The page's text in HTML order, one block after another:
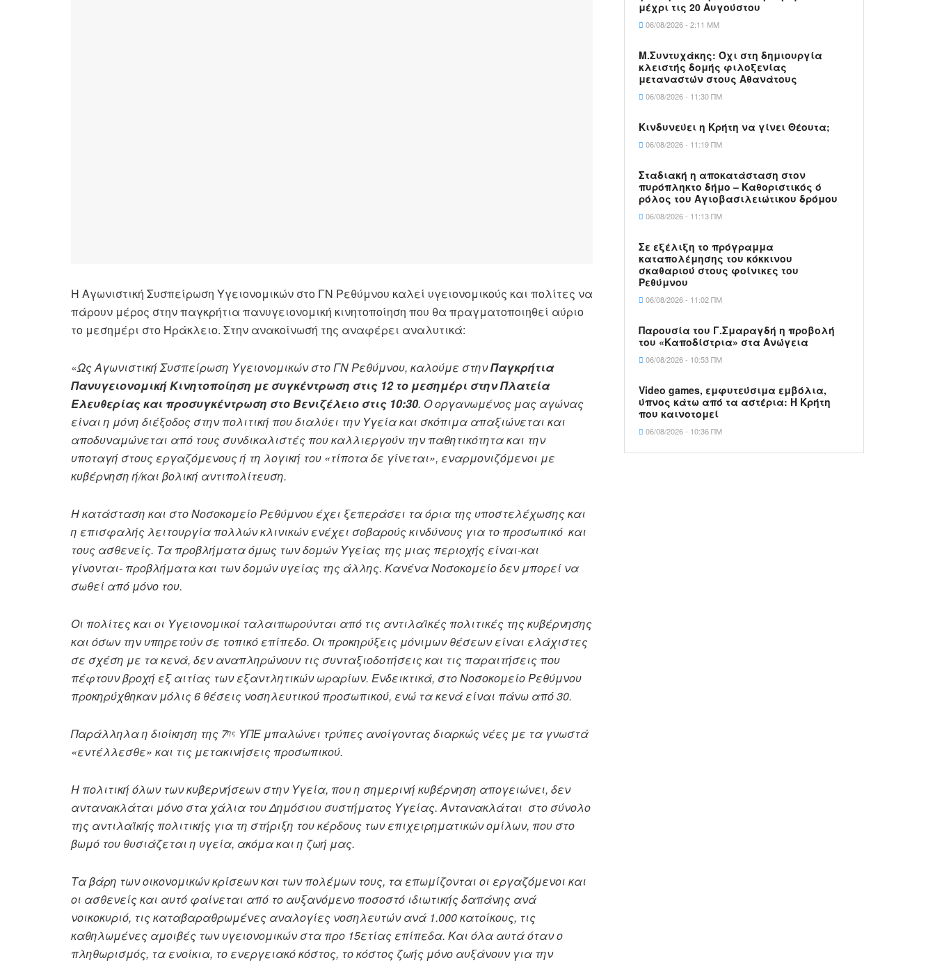
Η Αγωνιστική Συσπείρωση Υγειονομικών στο ΓΝ Ρεθύμνου καλεί υγειονομικούς και πολίτες να
πάρουν μέρος στην παγκρήτια πανυγειονομική κινητοποίηση που θα πραγματοποιηθεί αύριο
το μεσημέρι στο Ηράκλειο. Στην ανακοίνωσή της αναφέρει αναλυτικά:
«Ως Αγωνιστική Συσπείρωση Υγειονομικών στο ΓΝ Ρεθύμνου, καλούμε στηνΠαγκρήτια
Πανυγειονομική Κινητοποίηση με συγκέντρωση στις 12 το μεσημέρι στην Πλατεία
Ελευθερίας και προσυγκέντρωση στο Βενιζέλειο στις 10:30. Ο οργανωμένος μας αγώνας
είναι η μόνη διέξοδος στην πολιτική που διαλύει την Υγεία και σκόπιμα απαξιώνεται και
αποδυναμώνεται από τους συνδικαλιστές που καλλιεργούν την παθητικότητα και την
υποταγή στους εργαζόμενους ή τη λογική του «τίποτα δε γίνεται», εναρμονιζόμενοι με
κυβέρνηση ή/και βολική αντιπολίτευση.
Η κατάσταση και στο Νοσοκομείο Ρεθύμνου έχει ξεπεράσει τα όρια της υποστελέχωσης και
η επισφαλής λειτουργία πολλών κλινικών ενέχει σοβαρούς κινδύνους για το προσωπικό και
τους ασθενείς. Τα προβλήματα όμως των δομών Υγείας της μιας περιοχής είναι-και
γίνονται- προβλήματα και των δομών υγείας της άλλης. Κανένα Νοσοκομείο δεν μπορεί να
σωθεί από μόνο του.
Οι πολίτες και οι Υγειονομικοί ταλαιπωρούνται από τις αντιλαϊκές πολιτικές της κυβέρνησης
και όσων την υπηρετούν σε τοπικό επίπεδο. Οι προκηρύξεις μόνιμων θέσεων είναι ελάχιστες
σε σχέση με τα κενά, δεν αναπληρώνουν τις συνταξιοδοτήσεις και τις παραιτήσεις που
πέφτουν βροχή εξ αιτίας των εξαντλητικών ωραρίων. Ενδεικτικά, στο Νοσοκομείο Ρεθύμνου
προκηρύχθηκαν μόλις 6 θέσεις νοσηλευτικού προσωπικού, ενώ τα κενά είναι πάνω από 30.
Παράλληλα η διοίκηση της 7ης ΥΠΕ μπαλώνει τρύπες ανοίγοντας διαρκώς νέες με τα γνωστά
«εντέλλεσθε» και τις μετακινήσεις προσωπικού.
Η πολιτική όλων των κυβερνήσεων στην Υγεία, που η σημερινή κυβέρνηση απογειώνει, δεν
αντανακλάται μόνο στα χάλια του Δημόσιου συστήματος Υγείας. Αντανακλάται στο σύνολο
της αντιλαϊκής πολιτικής για τη στήριξη του κέρδους των επιχειρηματικών ομίλων, που στο
βωμό του θυσιάζεται η υγεία, ακόμα και η ζωή μας.
Τα βάρη των οικονομικών κρίσεων και των πολέμων τους, τα επωμίζονται οι εργαζόμενοι και
οι ασθενείς και αυτό φαίνεται από το αυξανόμενο ποσοστό ιδιωτικής δαπάνης ανά
νοικοκυριό, τις καταβαραθρωμένες αναλογίες νοσηλευτών ανά 1.000 κατοίκους, τις
καθηλωμένες αμοιβές των υγειονομικών στα προ 15ετίας επίπεδα. Και όλα αυτά όταν ο
πληθωρισμός, τα ενοίκια, το ενεργειακό κόστος, το κόστος ζωής μόνο αυξάνουν για την
μέχρι τις 20 Αυγούστου
06/08/2026 - 2:11 ΜΜ
Μ.Συντυχάκης: Όχι στη δημιουργία
κλειστής δομής φιλοξενίας
μεταναστών στους Αθανάτους
06/08/2026 - 11:30 ΠΜ
Κινδυνεύει η Κρήτη να γίνει Θέουτα;
06/08/2026 - 11:19 ΠΜ
Σταδιακή η αποκατάσταση στον
πυρόπληκτο δήμο – Καθοριστικός ό
ρόλος του Αγιοβασιλειώτικου δρόμου
06/08/2026 - 11:13 ΠΜ
Σε εξέλιξη το πρόγραμμα
καταπολέμησης του κόκκινου
σκαθαριού στους φοίνικες του
Ρεθύμνου
06/08/2026 - 11:02 ΠΜ
Παρουσία του Γ.Σμαραγδή η προβολή
του «Καποδίστρια» στα Ανώγεια
06/08/2026 - 10:53 ΠΜ
Video games, εμφυτεύσιμα εμβόλια,
ύπνος κάτω από τα αστέρια: Η Κρήτη
που καινοτομεί
06/08/2026 - 10:36 ΠΜ